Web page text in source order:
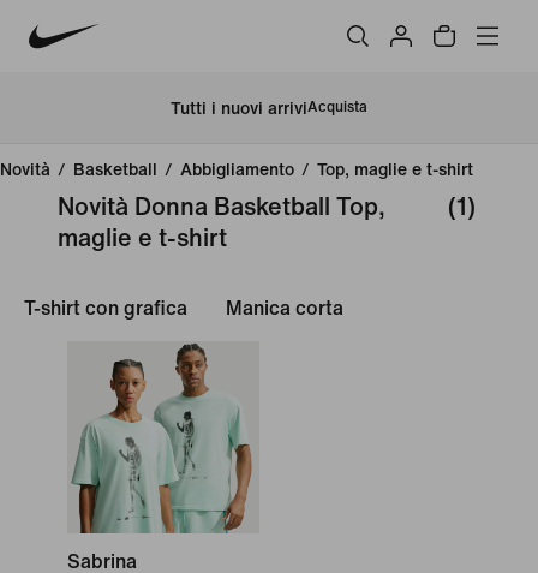
Tutti i nuovi arriviAcquista
Novità / Basketball / Abbigliamento / Top, maglie e t-shirt
Novità Donna Basketball Top,
maglie e t-shirt
(1)
T-shirt con grafica Manica corta
Sabrina